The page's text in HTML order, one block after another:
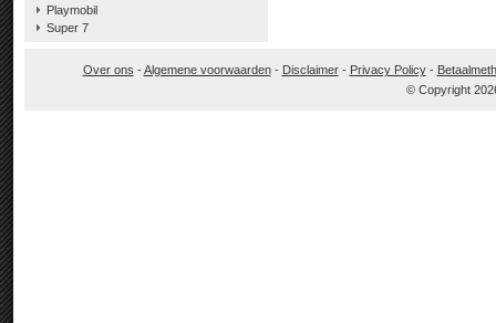
Playmobil
Super 7
Over ons -Algemene voorwaarden- Disclaimer- Privacy Policy-
© Copyright